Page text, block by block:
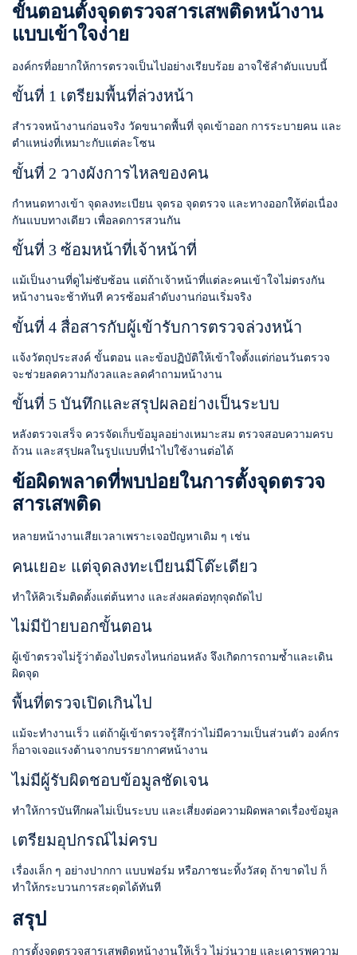
ขั้นตอนตั้งจุดตรวจสารเสพติดหน้างาน
แบบเข้าใจง่าย
องค์กรที่อยากให้การตรวจเป็นไปอย่างเรียบร้อย อาจใช้ลำดับแบบนี้
ขั้นที่ 1 เตรียมพื้นที่ล่วงหน้า
สำรวจหน้างานก่อนจริง วัดขนาดพื้นที่ จุดเข้าออก การระบายคน และ
ตำแหน่งที่เหมาะกับแต่ละโซน
ขั้นที่ 2 วางผังการไหลของคน
กำหนดทางเข้า จุดลงทะเบียน จุดรอ จุดตรวจ และทางออกให้ต่อเนื่อง
กันแบบทางเดียว เพื่อลดการสวนกัน
ขั้นที่ 3 ซ้อมหน้าที่เจ้าหน้าที่
แม้เป็นงานที่ดูไม่ซับซ้อน แต่ถ้าเจ้าหน้าที่แต่ละคนเข้าใจไม่ตรงกัน
หน้างานจะช้าทันที ควรซ้อมลำดับงานก่อนเริ่มจริง
ขั้นที่ 4 สื่อสารกับผู้เข้ารับการตรวจล่วงหน้า
แจ้งวัตถุประสงค์ ขั้นตอน และข้อปฏิบัติให้เข้าใจตั้งแต่ก่อนวันตรวจ
จะช่วยลดความกังวลและลดคำถามหน้างาน
ขั้นที่ 5 บันทึกและสรุปผลอย่างเป็นระบบ
หลังตรวจเสร็จ ควรจัดเก็บข้อมูลอย่างเหมาะสม ตรวจสอบความครบ
ถ้วน และสรุปผลในรูปแบบที่นำไปใช้งานต่อได้
ข้อผิดพลาดที่พบบ่อยในการตั้งจุดตรวจ
สารเสพติด
หลายหน้างานเสียเวลาเพราะเจอปัญหาเดิม ๆ เช่น
คนเยอะ แต่จุดลงทะเบียนมีโต๊ะเดียว
ทำให้คิวเริ่มติดตั้งแต่ต้นทาง และส่งผลต่อทุกจุดถัดไป
ไม่มีป้ายบอกขั้นตอน
ผู้เข้าตรวจไม่รู้ว่าต้องไปตรงไหนก่อนหลัง จึงเกิดการถามซ้ำและเดิน
ผิดจุด
พื้นที่ตรวจเปิดเกินไป
แม้จะทำงานเร็ว แต่ถ้าผู้เข้าตรวจรู้สึกว่าไม่มีความเป็นส่วนตัว องค์กร
ก็อาจเจอแรงต้านจากบรรยากาศหน้างาน
ไม่มีผู้รับผิดชอบข้อมูลชัดเจน
ทำให้การบันทึกผลไม่เป็นระบบ และเสี่ยงต่อความผิดพลาดเรื่องข้อมูล
เตรียมอุปกรณ์ไม่ครบ
เรื่องเล็ก ๆ อย่างปากกา แบบฟอร์ม หรือภาชนะทิ้งวัสดุ ถ้าขาดไป ก็
ทำให้กระบวนการสะดุดได้ทันที
สรุป
การตั้งจุดตรวจสารเสพติดหน้างานให้เร็ว ไม่วุ่นวาย และเคารพความ